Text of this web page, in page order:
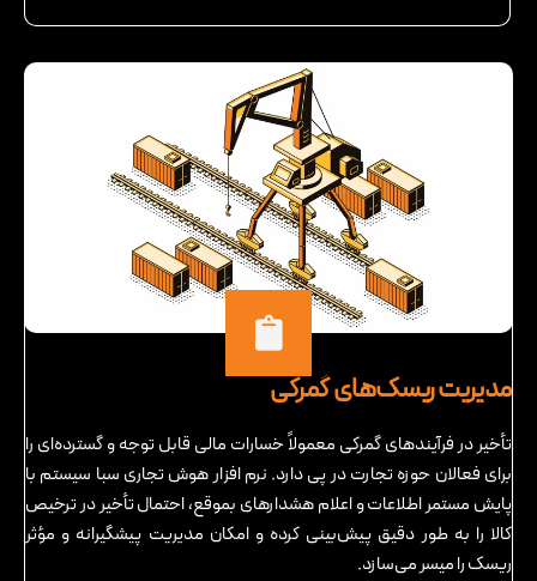
مدیریت ریسک‌های گمرکی
تأخیر در فرآیندهای گمرکی معمولاً خسارات مالی قابل توجه و گسترده‌ای را
برای فعالان حوزه تجارت در پی دارد. نرم افزار هوش تجاری سبا سیستم با
پایش مستمر اطلاعات و اعلام هشدارهای بموقع، احتمال تأخیر در ترخیص
کالا را به طور دقیق پیش‌بینی‌ کرده و امکان مدیریت پیشگیرانه و مؤثر
ریسک را میسر می‌سازد.